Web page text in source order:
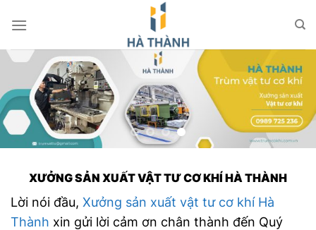
đến
dung
XƯỞNG SẢN XUẤT VẬT TƯ CƠ KHÍ HÀ THÀNH
Lời nói đầu, Xưởng sản xuất vật tư cơ khí Hà
Thành xin gửi lời cảm ơn chân thành đến Quý